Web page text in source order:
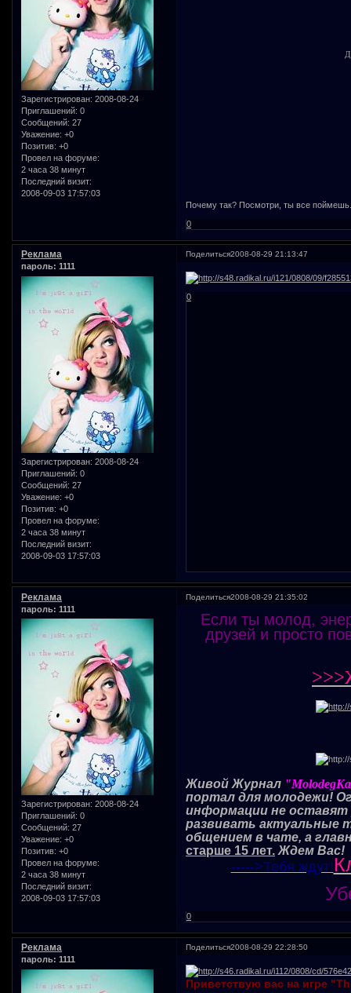
Зарегистрирован: 2008-08-24
Приглашений: 0
Сообщений: 27
Уважение: +0
Позитив: +0
Провел на форуме:
2 часа 38 минут
Последний визит:
2008-09-03 17:57:03
Почему так? Посмотри, ты все
0
Поделиться2008-08-29 21:13:47
Реклама
пароль: 1111
Зарегистрирован: 2008-08-24
Приглашений: 0
Сообщений: 27
Уважение: +0
Позитив: +0
Провел на форуме:
2 часа 38 минут
Последний визит:
2008-09-03 17:57:03
0
Поделиться2008-08-29 21:35:02
Реклама
пароль: 1111
Зарегистрирован: 2008-08-24
Приглашений: 0
Сообщений: 27
Уважение: +0
Позитив: +0
Провел на форуме:
2 часа 38 минут
Последний визит:
2008-09-03 17:57:03
Если ты молод,
друзей и просто
Живой Журнал
портал для молодежи!
информации не
развивать актуальные
общением в чате, а
старше 15 лет.Ждем Вас!
----->Тебя ждут!
0
Поделиться2008-08-29 22:28:50
Реклама
пароль: 1111
Приветствую вас на игре